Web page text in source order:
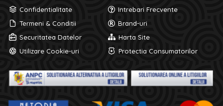
Confidentialitate
Termeni & Conditii
Securitatea Datelor
Utilizare Cookie-uri
Intrebari Frecvente
Brand-uri
Harta Site
Protectia Consumatorilor